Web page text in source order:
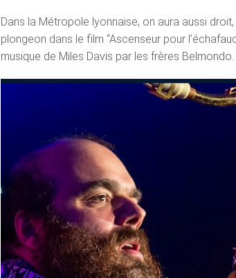
Dans la Métropole lyonnaise, on aura aussi
plongeon dans le film “Ascenseur pour
musique de Miles Davis par les frères Belmondo.